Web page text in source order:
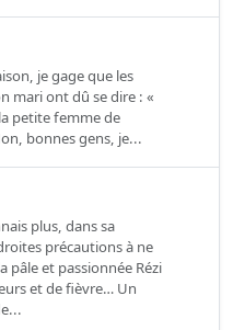
je gage que les
mari ont dû se dire : «
petite femme de
bonnes gens, je...
plus, dans sa
précautions à ne
pâle et passionnée Rézi
et de fièvre… Un